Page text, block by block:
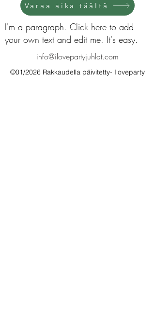
Varaa aika täältä
I'm a paragraph. Click here to add
your own text and edit me. It's easy.
info@ilovepartyjuhlat.com
©01/2026 Rakkaudella päivitetty- Iloveparty